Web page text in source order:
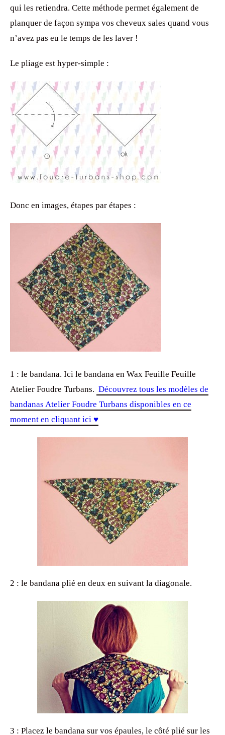
qui les retiendra. Cette méthode permet également de
planquer de façon sympa vos cheveux sales quand vous
n’avez pas eu le temps de les laver !
Le pliage est hyper-simple :
Donc en images, étapes par étapes :
1 : le bandana. Ici le bandana en Wax Feuille Feuille
Atelier Foudre Turbans. Découvrez tous les modèles de
bandanas Atelier Foudre Turbans disponibles en ce
moment en cliquant ici ♥
2 : le bandana plié en deux en suivant la diagonale.
3 : Placez le bandana sur vos épaules, le côté plié sur les